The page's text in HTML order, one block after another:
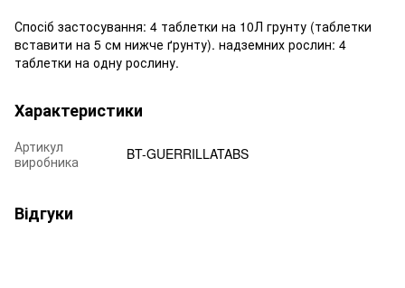
Спосіб застосування: 4 таблетки на 10Л грунту (таблетки
вставити на 5 см нижче ґрунту). надземних рослин: 4
таблетки на одну рослину.
Характеристики
Артикул
виробника
BT-GUERRILLATABS
Відгуки